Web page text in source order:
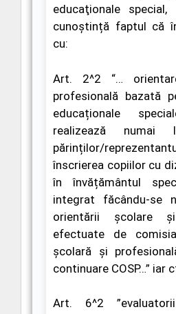
educaţionale special,
cunoștință faptul că
cu:
Art. 2^2 “…
profesională bazată
educaționale
realizează numai
părinților/
înscrierea copiilor cu
în învățământul
integrat făcându-se
orientării școlare
efectuate de
școlară și
continuare COSP…” iar
Art. 6^2